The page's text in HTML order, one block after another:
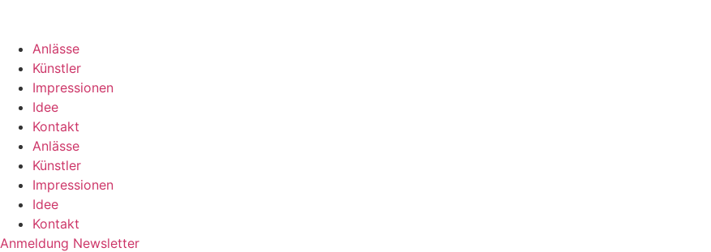
springenAnlässe
Künstler
Impressionen
Idee
Kontakt
Anlässe
Künstler
Impressionen
Idee
Kontakt
Anmeldung Newsletter